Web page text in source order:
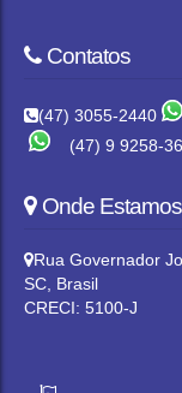
Contatos
(47) 3055-2440
(47) 9 9258-
Onde Estamos
Rua Governador
SC, Brasil
CRECI: 5100-J